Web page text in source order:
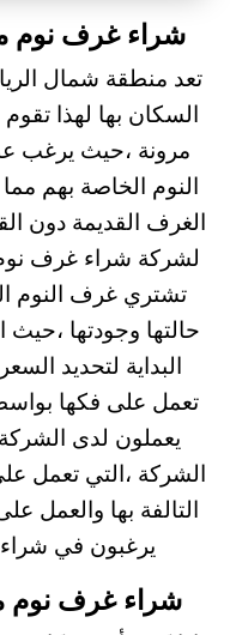
شراء غرف نوم
تعد منطقة شمال
السكان بها لهذا
مرونة ،حيث يرغب
النوم الخاصة بهم
الغرف القديمة دون
لشركة شراء غرف
تشتري غرف النوم
حالتها وجودتها ،حيث
البداية لتحديد
تعمل على فكها
يعملون لدى الشركة
الشركة ،التي تعمل
التالفة بها والعمل
يرغبون في
شراء غرف نوم